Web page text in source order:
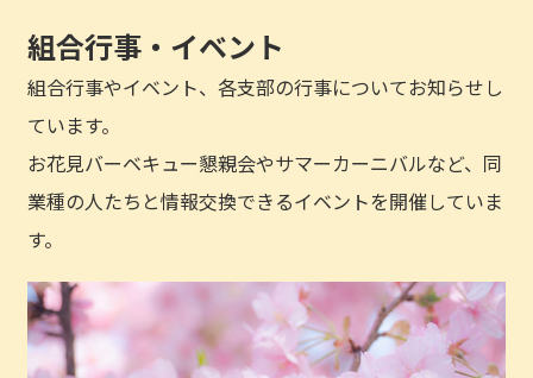
組合行事・イベント
組合行事やイベント、各支部の行事についてお知らせし
ています。
お花見バーベキュー懇親会やサマーカーニバルなど、同
業種の人たちと情報交換できるイベントを開催していま
す。